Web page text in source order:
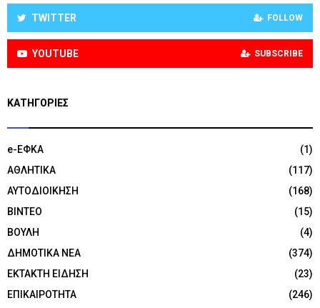
TWITTER FOLLOW
YOUTUBE SUBSCRIBE
KΑΤΗΓΟΡΊΕΣ
e-ΕΦΚΑ
(1)
ΑΘΛΗΤΙΚΑ
(117)
ΑΥΤΟΔΙΟΙΚΗΣΗ
(168)
ΒΙΝΤΕΟ
(15)
ΒΟΥΛΗ
(4)
ΔΗΜΟΤΙΚΑ ΝΕΑ
(374)
ΕΚΤΑΚΤΗ ΕΙΔΗΣΗ
(23)
ΕΠΙΚΑΙΡΟΤΗΤΑ
(246)